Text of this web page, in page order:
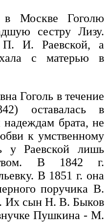
в Москве Гоголю
сестру Лизу.
П. И. Раевской, а
с матерью в
Гоголь в течение
оставалась в
брата, не
к умственному
у Раевской лишь
В 1842 г.
В 1851 г. она
поручика В.
Их сын Н. В. Быков
Пушкина - М.